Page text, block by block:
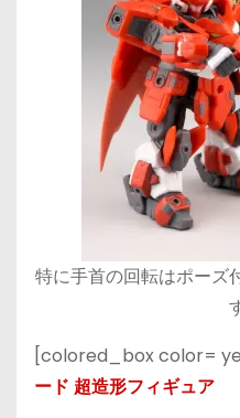
特に手首の回転はポーズ
[colored_box color=
ード 超造形フィギュア